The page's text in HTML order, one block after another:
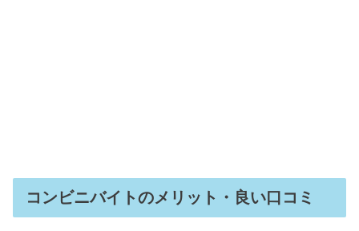
コンビニバイトのメリット・良い口コミ